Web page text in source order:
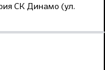
СК Динамо (ул.